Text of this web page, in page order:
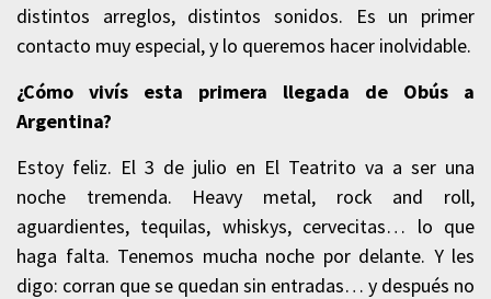
distintos arreglos, distintos sonidos. Es un primer
contacto muy especial, y lo queremos hacer inolvidable.
¿Cómo vivís esta primera llegada de Obús a
Argentina?
Estoy feliz. El 3 de julio en El Teatrito va a ser una
noche tremenda. Heavy metal, rock and roll,
aguardientes, tequilas, whiskys, cervecitas… lo que
haga falta. Tenemos mucha noche por delante. Y les
digo: corran que se quedan sin entradas… y después no